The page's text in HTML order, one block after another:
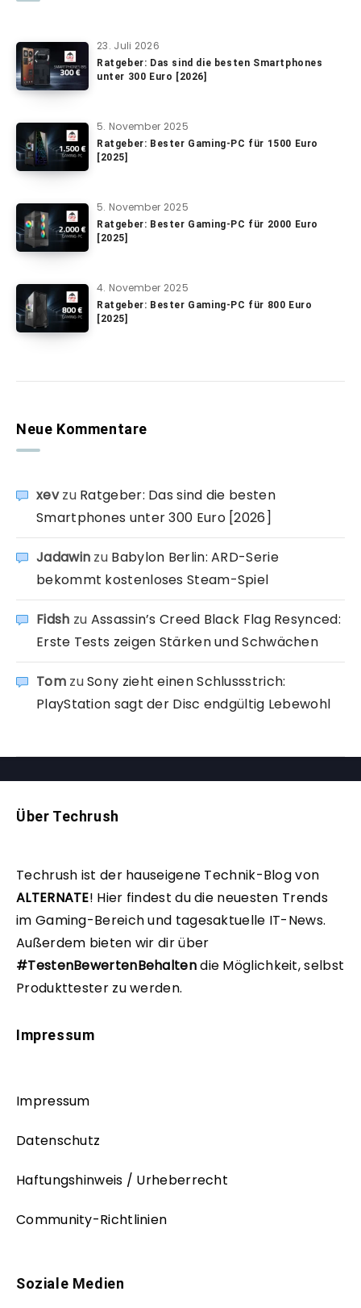
23. Juli 2026
Ratgeber: Das sind die besten Smartphones
unter 300 Euro [2026]
5. November 2025
Ratgeber: Bester Gaming-PC für 1500 Euro
[2025]
5. November 2025
Ratgeber: Bester Gaming-PC für 2000 Euro
[2025]
4. November 2025
Ratgeber: Bester Gaming-PC für 800 Euro
[2025]
Neue Kommentare
xevzu Ratgeber: Das sind die besten
Smartphones unter 300 Euro [2026]
Jadawin zu Babylon Berlin: ARD-Serie
bekommt kostenloses Steam-Spiel
Fidsh zu Assassin’s Creed Black Flag Resynced:
Erste Tests zeigen Stärken und Schwächen
TomzuSony zieht einen Schlussstrich:
PlayStation sagt der Disc endgültig Lebewohl
Über Techrush
Techrush ist der hauseigene Technik-Blog von
ALTERNATE! Hier findest du die neuesten Trends
im Gaming-Bereich und tagesaktuelle IT-News.
Außerdem bieten wir dir über
#TestenBewertenBehaltendie Möglichkeit, selbst
Produkttester zu werden.
Impressum
Impressum
Datenschutz
Haftungshinweis / Urheberrecht
Community-Richtlinien
Soziale Medien